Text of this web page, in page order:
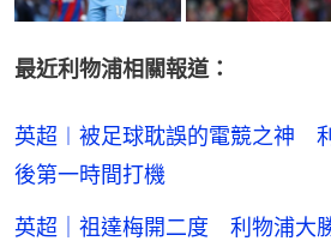
最近利物浦相關報道：
英超︱被足球耽誤的電競之神
後第一時間打機
英超｜祖達梅開二度 利物浦大